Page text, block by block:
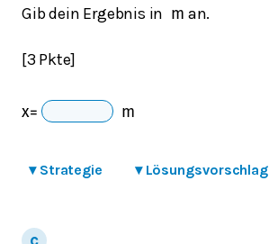
Gib dein Ergebnis in
m an.
[3 Pkte]
x= m
▾ Strategie ▾ Lösungsvorschlag